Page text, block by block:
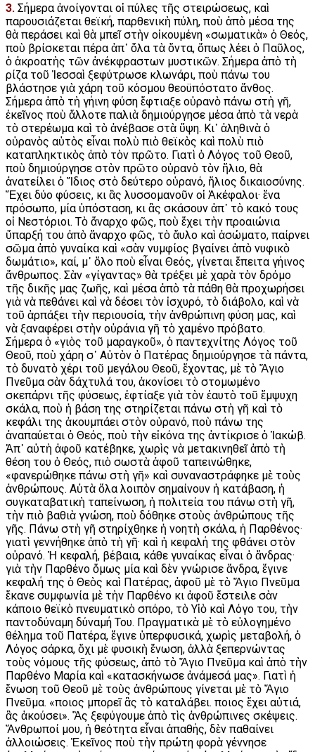
3. Σήμερα ἀνοίγονται οἱ πύλες τῆς στειρώσεως, καὶ
παρουσιάζεται θεϊκή, παρθενικὴ πύλη, ποὺ ἀπὸ μέσα της
θὰ περάσει καὶ θὰ μπεῖ στὴν οἰκουμένη «σωματικὰ» ὁ Θεός,
ποὺ βρίσκεται πέρα ἀπ᾿ ὅλα τὰ ὄντα, ὅπως λέει ὁ Παῦλος,
ὁ ἀκροατὴς τῶν ἀνέκφραστων μυστικῶν. Σήμερα ἀπὸ τὴ
ρίζα τοῦ Ἰεσσαὶ ξεφύτρωσε κλωνάρι, ποὺ πάνω του
βλάστησε γιὰ χάρη τοῦ κόσμου θεοϋπόστατο ἄνθος.
Σήμερα ἀπὸ τὴ γήινη φύση ἔφτιαξε οὐρανὸ πάνω στὴ γῆ,
ἐκεῖνος ποὺ ἄλλοτε παλιὰ δημιούργησε μέσα ἀπὸ τὰ νερὰ
τὸ στερέωμα καὶ τὸ ἀνέβασε στὰ ὕψη. Κι᾿ ἀληθινὰ ὁ
οὐρανὸς αὐτὸς εἶναι πολὺ πιὸ θεϊκὸς καὶ πολὺ πιὸ
καταπληκτικὸς ἀπὸ τὸν πρῶτο. Γιατὶ ὁ Λόγος τοῦ Θεοῦ,
ποὺ δημιούργησε στὸν πρῶτο οὐρανὸ τὸν ἥλιο, θὰ
ἀνατείλει ὁ Ἴδιος στὸ δεύτερο οὐρανό, ἥλιος δικαιοσύνης.
Ἔχει δύο φύσεις, κι ἂς λυσσομανοῦν οἱ Ἀκέφαλοι· ἕνα
πρόσωπο, μία ὑπόσταση, κι ἂς σκάσουν ἀπ᾿ τὸ κακό τους
οἱ Νεστόριοι. Τὸ ἄναρχο φῶς, ποὺ ἔχει τὴν προαιώνια
ὕπαρξή του ἀπὸ ἄναρχο φῶς, τὸ ἄυλο καὶ ἀσώματο, παίρνει
σῶμα ἀπὸ γυναίκα καὶ «σὰν νυμφίος βγαίνει ἀπὸ νυφικὸ
δωμάτιο», καί, μ᾿ ὅλο ποὺ εἶναι Θεός, γίνεται ἔπειτα γήινος
ἄνθρωπος. Σὰν «γίγαντας» θὰ τρέξει μὲ χαρὰ τὸν δρόμο
τῆς δικῆς μας ζωῆς, καὶ μέσα ἀπὸ τὰ πάθη θὰ προχωρήσει
γιὰ νὰ πεθάνει καὶ νὰ δέσει τὸν ἰσχυρό, τὸ διάβολο, καὶ νὰ
τοῦ ἁρπάξει τὴν περιουσία, τὴν ἀνθρώπινη φύση μας, καὶ
νὰ ξαναφέρει στὴν οὐράνια γῆ τὸ χαμένο πρόβατο.
Σήμερα ὁ «γιὸς τοῦ μαραγκοῦ», ὁ παντεχνίτης Λόγος τοῦ
Θεοῦ, ποὺ χάρη σ᾿ Αὐτὸν ὁ Πατέρας δημιούργησε τὰ πάντα,
τὸ δυνατὸ χέρι τοῦ μεγάλου Θεοῦ, ἔχοντας, μὲ τὸ Ἅγιο
Πνεῦμα σὰν δάχτυλά του, ἀκονίσει τὸ στομωμένο
σκεπάρνι τῆς φύσεως, ἐφτίαξε γιὰ τὸν ἑαυτὸ τοῦ ἔμψυχη
σκάλα, ποὺ ἡ βάση της στηρίζεται πάνω στὴ γῆ καὶ τὸ
κεφάλι της ἀκουμπάει στὸν οὐρανό, ποὺ πάνω της
ἀναπαύεται ὁ Θεός, ποὺ τὴν εἰκόνα της ἀντίκρισε ὁ Ἰακώβ.
Ἀπ᾿ αὐτὴ ἀφοῦ κατέβηκε, χωρὶς νὰ μετακινηθεῖ ἀπὸ τὴ
θέση του ὁ Θεός, πιὸ σωστὰ ἀφοῦ ταπεινώθηκε,
«φανερώθηκε πάνω στὴ γῆ» καὶ συναναστράφηκε μὲ τοὺς
ἀνθρώπους. Αὐτὰ ὅλα λοιπὸν σημαίνουν ἡ κατάβαση, ἡ
συγκαταβατικὴ ταπείνωση, ἡ πολιτεία του πάνω στὴ γῆ,
τὴν πιὸ βαθιὰ γνώση, ποὺ δόθηκε στοὺς ἀνθρώπους τῆς
γῆς. Πάνω στὴ γῆ στηρίχθηκε ἡ νοητὴ σκάλα, ἡ Παρθένος·
γιατὶ γεννήθηκε ἀπὸ τὴ γῆ· καὶ ἡ κεφαλή της φθάνει στὸν
οὐρανό. Ἡ κεφαλή, βέβαια, κάθε γυναίκας εἶναι ὁ ἄνδρας·
γιὰ τὴν Παρθένο ὅμως μία καὶ δὲν γνώρισε ἄνδρα, ἔγινε
κεφαλή της ὁ Θεὸς καὶ Πατέρας, ἀφοῦ μὲ τὸ Ἅγιο Πνεῦμα
ἔκανε συμφωνία μὲ τὴν Παρθένο κι ἀφοῦ ἔστειλε σὰν
κάποιο θεϊκὸ πνευματικὸ σπόρο, τὸ Υἱὸ καὶ Λόγο του, τὴν
παντοδύναμη δύναμή Του. Πραγματικὰ μὲ τὸ εὐλογημένο
θέλημα τοῦ Πατέρα, ἔγινε ὑπερφυσικά, χωρὶς μεταβολή, ὁ
Λόγος σάρκα, ὄχι μὲ φυσικὴ ἕνωση, ἀλλὰ ξεπερνώντας
τοὺς νόμους τῆς φύσεως, ἀπὸ τὸ Ἅγιο Πνεῦμα καὶ ἀπὸ τὴν
Παρθένο Μαρία καὶ «κατασκήνωσε ἀνάμεσά μας». Γιατὶ ἡ
ἕνωση τοῦ Θεοῦ μὲ τοὺς ἀνθρώπους γίνεται μὲ τὸ Ἅγιο
Πνεῦμα. «Ὅποιος μπορεῖ ἂς τὸ καταλάβει. Ὅποιος ἔχει αὐτιά,
ἂς ἀκούσει». Ἂς ξεφύγουμε ἀπὸ τὶς ἀνθρώπινες σκέψεις.
Ἄνθρωποί μου, ἡ θεότητα εἶναι ἀπαθής, δὲν παθαίνει
ἀλλοιώσεις. Ἐκεῖνος ποὺ τὴν πρώτη φορὰ γέννησε